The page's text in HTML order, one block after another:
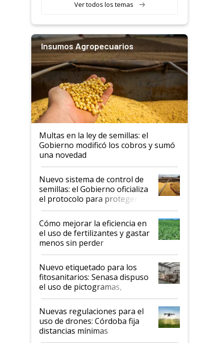
Ver todos los temas
Insumos Agropecuarios
Multas en la ley de semillas: el
Gobierno modificó los cobros y sumó
una novedad
Nuevo sistema de control de
semillas: el Gobierno oficializa
el protocolo para proteger la
propiedad intelectual
Cómo mejorar la eficiencia en
el uso de fertilizantes y gastar
menos sin perder
productividad en la campaña
fina
Nuevo etiquetado para los
fitosanitarios: Senasa dispuso
el uso de pictogramas,
palabras de advertencia e
indicaciones
Nuevas regulaciones para el
uso de drones: Córdoba fija
distancias mínimas